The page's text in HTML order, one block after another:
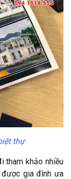
thự
tham khảo nhiều
được gia đình ưa